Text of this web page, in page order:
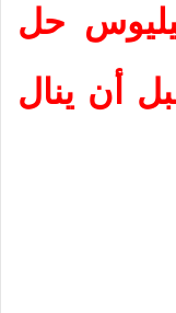
حل
أن ينال